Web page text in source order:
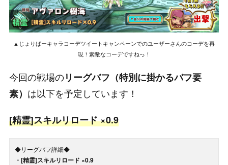
▲じょりばーキャラコーデツイートキャンペーンでのユーザーさんのコーデを再
現！素敵なコーデですねっ！
今回の戦場のリーグバフ（特別に掛かるバフ要
素） は以下を予定しています！
[精霊]スキルリロード ×0.9
◆リーグバフ詳細◆
・[精霊]スキルリロード ×0.9